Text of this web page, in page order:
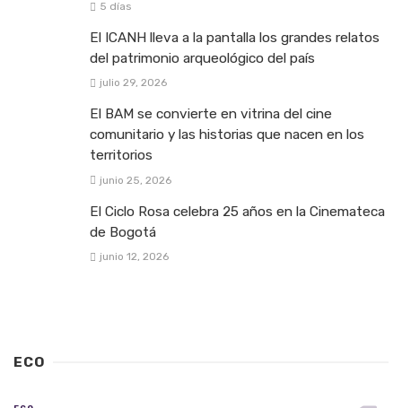
5 días
El ICANH lleva a la pantalla los grandes relatos
del patrimonio arqueológico del país
julio 29, 2026
El BAM se convierte en vitrina del cine
comunitario y las historias que nacen en los
territorios
junio 25, 2026
El Ciclo Rosa celebra 25 años en la Cinemateca
de Bogotá
junio 12, 2026
ECO